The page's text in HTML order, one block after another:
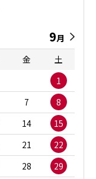
9月
金
土
1
7
8
14
15
21
22
28 29